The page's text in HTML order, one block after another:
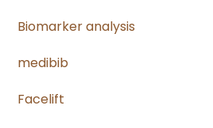
Biomarker analysis
medibib
Facelift